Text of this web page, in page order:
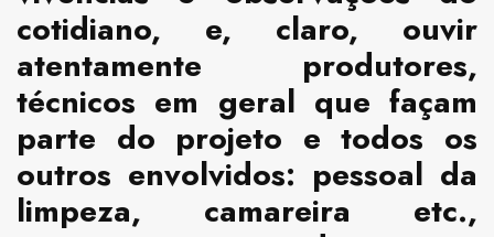
cotidiano, e, claro, ouvir
atentamente produtores,
técnicos em geral que façam
parte do projeto e todos os
outros envolvidos: pessoal da
limpeza, camareira etc.,